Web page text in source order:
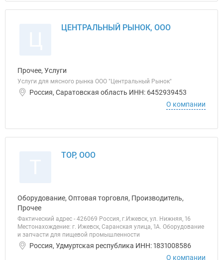
ЦЕНТРАЛЬНЫЙ РЫНОК, ООО
Прочее, Услуги
Услуги для мясного рынка ООО "Центральный Рынок"
Россия, Саратовская область ИНН: 6452939453
О компании
ТОР, ООО
Оборудование, Оптовая торговля, Производитель,
Прочее
Фактический адрес - 426069 Россия, г.Ижевск, ул. Нижняя, 16
Местонахождение: г. Ижевск, Саранская улица, 1А. Оборудование
и запчасти для пищевой промышленности
Россия, Удмуртская республика ИНН: 1831008586
О компании